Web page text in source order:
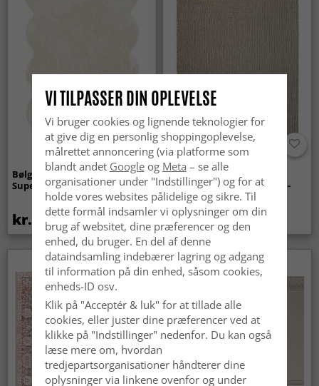
Bølget ryatæppe - Aranga
Super Soft Fur (beige)
kr.369
Tæpper til
indendørs/udendørs brug -
Arlo (beige)
kr.439
VI TILPASSER DIN OPLEVELSE
Vi bruger cookies og lignende teknologier for
at give dig en personlig shoppingoplevelse,
målrettet annoncering (via platforme som
blandt andet Googleog Meta – se alle
organisationer under "Indstillinger") og for at
holde vores websites pålidelige og sikre. Til
dette formål indsamler vi oplysninger om din
brug af websitet, dine præferencer og den
enhed, du bruger. En del af denne
dataindsamling indebærer lagring og adgang
til information på din enhed, såsom cookies,
enheds-ID osv.
Klik på "Acceptér & luk" for at tillade alle
cookies, eller juster dine præferencer ved at
klikke på "Indstillinger" nedenfor. Du kan også
læse mere om, hvordan
tredjepartsorganisationer håndterer dine
oplysninger via linkene ovenfor og under